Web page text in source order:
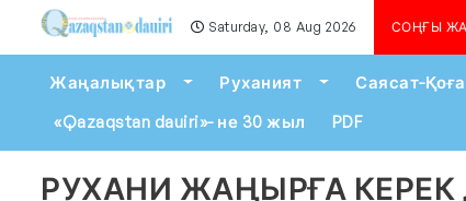
Saturday, 08 Aug 2026 СОҢҒЫ
Алматыда көшкін қаупі
Жаңалықтар Toggle Dropdown
Руханият Toggle Dropdown
Саясат-
«Qazaqstan dauiri»- не 30 жыл
PDF
РУХАНИ ЖАҢЫРҒА